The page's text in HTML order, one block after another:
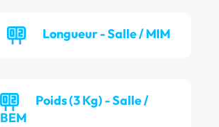
Longueur - Salle / MIM
Poids (3 Kg) - Salle /
BEM